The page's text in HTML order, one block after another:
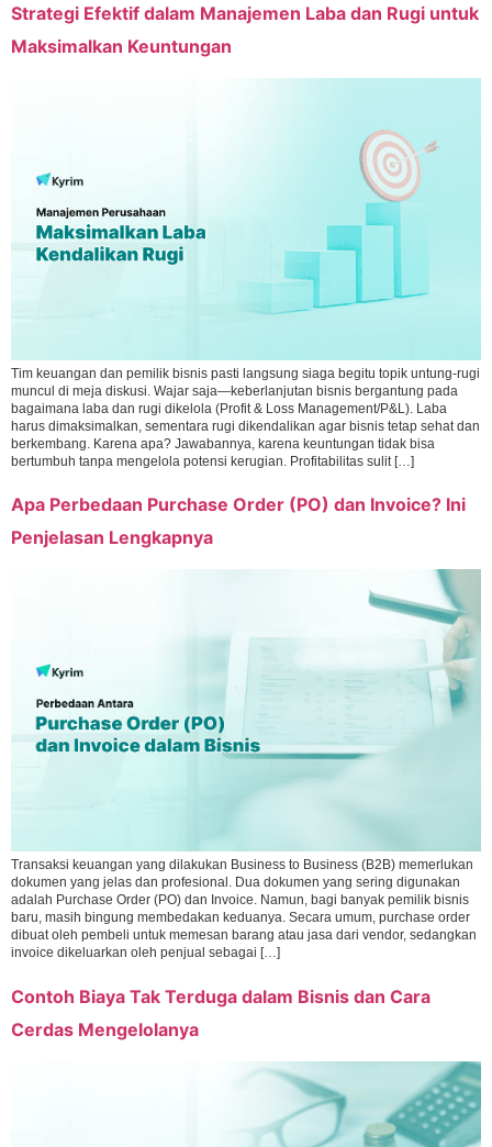
Strategi Efektif dalam Manajemen Laba dan Rugi untuk
Maksimalkan Keuntungan
Tim keuangan dan pemilik bisnis pasti langsung siaga begitu topik untung-rugi
muncul di meja diskusi. Wajar saja—keberlanjutan bisnis bergantung pada
bagaimana laba dan rugi dikelola (Profit & Loss Management/P&L). Laba
harus dimaksimalkan, sementara rugi dikendalikan agar bisnis tetap sehat dan
berkembang. Karena apa? Jawabannya, karena keuntungan tidak bisa
bertumbuh tanpa mengelola potensi kerugian. Profitabilitas sulit […]
Apa Perbedaan Purchase Order (PO) dan Invoice? Ini
Penjelasan Lengkapnya
Transaksi keuangan yang dilakukan Business to Business (B2B) memerlukan
dokumen yang jelas dan profesional. Dua dokumen yang sering digunakan
adalah Purchase Order (PO) dan Invoice. Namun, bagi banyak pemilik bisnis
baru, masih bingung membedakan keduanya. Secara umum, purchase order
dibuat oleh pembeli untuk memesan barang atau jasa dari vendor, sedangkan
invoice dikeluarkan oleh penjual sebagai […]
Contoh Biaya Tak Terduga dalam Bisnis dan Cara
Cerdas Mengelolanya